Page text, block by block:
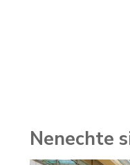
Nenechte